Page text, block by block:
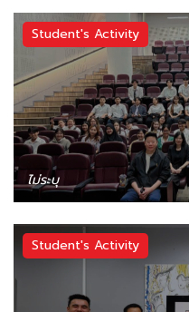
Student's Activity
ไม่ระบุ
Student's Activity